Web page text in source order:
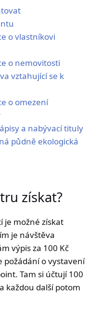
o vlastníkovi
o nemovitosti
vztahující se k
o omezení
a nabývací tituly
půdně ekologická
získat?
je možné získat
je návštěva
výpis za 100 Kč
požádání o vystavení
Tam si účtují 100
každou další potom